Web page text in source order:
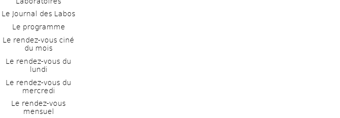
Le Journal des Labos
Le programme
Le rendez-vous ciné
du mois
Le rendez-vous du
lundi
Le rendez-vous du
mercredi
Le rendez-vous
mensuel